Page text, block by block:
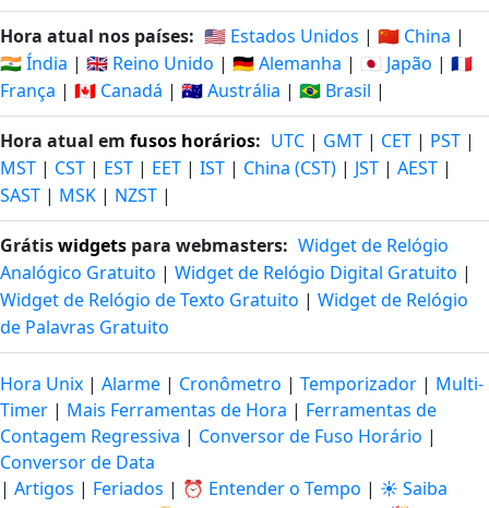
Hora atual nos países: 🇺🇸 Estados Unidos | 🇨🇳 China |
🇮🇳 Índia | 🇬🇧 Reino Unido | 🇩🇪 Alemanha | 🇯🇵 Japão | 🇫🇷
França | 🇨🇦 Canadá | 🇦🇺 Austrália | 🇧🇷 Brasil |
Hora atual em fusos horários: UTC | GMT | CET | PST |
MST | CST | EST | EET | IST | China (CST) | JST | AEST |
SAST | MSK | NZST |
Grátiswidgets para webmasters: Widget de Relógio
Analógico Gratuito | Widget de Relógio Digital Gratuito |
Widget de Relógio de Texto Gratuito | Widget de Relógio
de Palavras Gratuito
Hora Unix | Alarme | Cronômetro | Temporizador | Multi-
Timer | Mais Ferramentas de Hora | Ferramentas de
Contagem Regressiva | Conversor de Fuso Horário |
Conversor de Data
| Artigos | Feriados | ⏰ Entender o Tempo | ☀️ Saiba